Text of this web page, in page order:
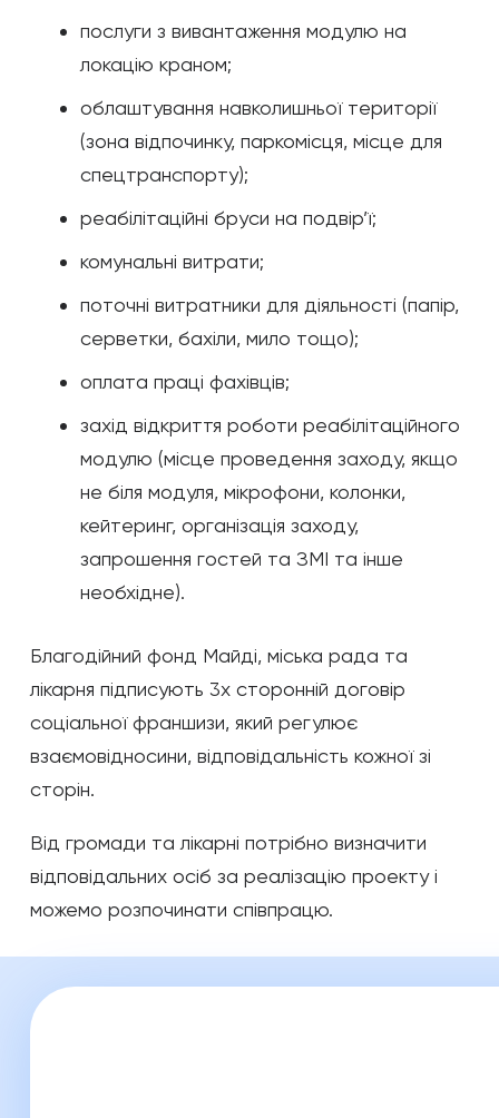
послуги з вивантаження модулю на
локацію краном;
облаштування навколишньої території
(зона відпочинку, паркомісця, місце для
спецтранспорту);
реабілітаційні бруси на подвір’ї;
комунальні витрати;
поточні витратники для діяльності (папір,
серветки, бахіли, мило тощо);
оплата праці фахівців;
захід відкриття роботи реабілітаційного
модулю (місце проведення заходу, якщо
не біля модуля, мікрофони, колонки,
кейтеринг, організація заходу,
запрошення гостей та ЗМІ та інше
необхідне).
Благодійний фонд Майді, міська рада та
лікарня підписують 3х сторонній договір
соціальної франшизи, який регулює
взаємовідносини, відповідальність кожної зі
сторін.
Від громади та лікарні потрібно визначити
відповідальних осіб за реалізацію проекту і
можемо розпочинати співпрацю.